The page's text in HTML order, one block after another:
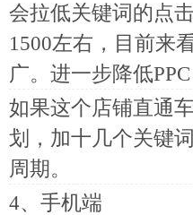
会拉低关键词的点
1500左右，目前来
广。进一步降低
如果这个店铺直通
划，加十几个关键
周期。
4、手机端